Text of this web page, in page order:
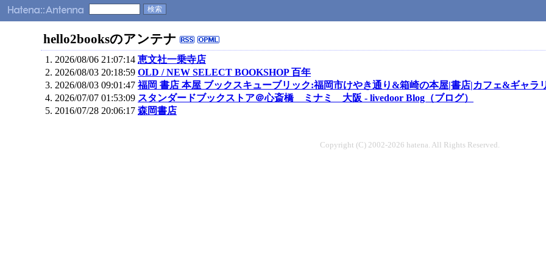
hello2booksのアンテナ
2026/08/06 21:07:14 恵文社一乗寺店
2026/08/03 20:18:59 OLD / NEW SELECT BOOKSHOP 百年
2026/08/03 09:01:47 福岡 書店 本屋 ブックスキューブリック:福岡市けやき通り&箱崎の本屋|書店|カフェ&ギャラ
2026/07/07 01:53:09 スタンダードブックストア＠心斎橋 ミナミ 大阪 - livedoor Blog（ブログ）
2016/07/28 20:06:17 森岡書店
Copyright (C) 2002-2026 hatena. All Rights Reserved.